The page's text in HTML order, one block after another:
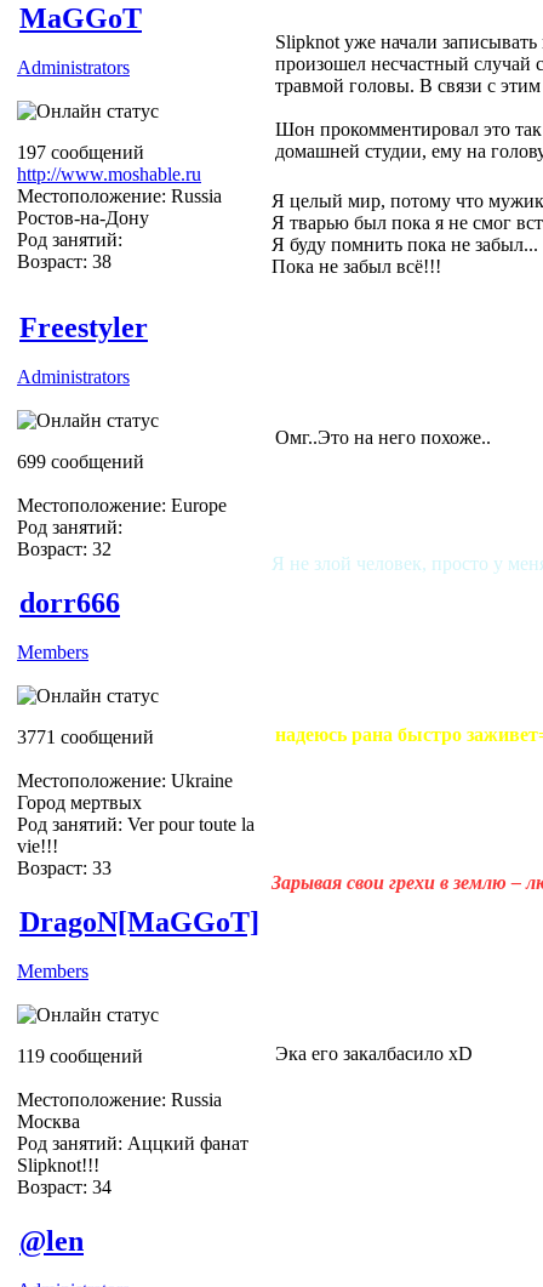
MaGGoT
Administrators
197 сообщений
http://www.moshable.ru
Местоположение: Russia
Ростов-на-Дону
Род занятий:
Возраст: 38
Slipknot уже начали
произошел несчастный
травмой головы. В связи с
Шон прокомментировал это
домашней студии, ему на
Я целый мир, потому что
Я тварью был пока я не смог
Я буду помнить пока не забыл...
Пока не забыл всё!!!
Freestyler
Administrators
699 сообщений
Местоположение: Europe
Род занятий:
Возраст: 32
Омг..Это на него похоже..
Я не злой человек, просто у
dorr666
Members
3771 сообщений
Местоположение: Ukraine
Город мертвых
Род занятий: Ver pour toute la
vie!!!
Возраст: 33
надеюсь рана быстро
Зарывая свои грехи в землю –
DragoN[MaGGoT]
Members
119 сообщений
Местоположение: Russia
Москва
Род занятий: Аццкий фанат
Slipknot!!!
Возраст: 34
Эка его закалбасило xD
@len